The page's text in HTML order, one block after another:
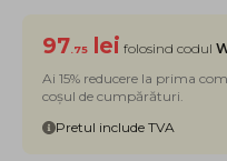
97 .75 lei folosind codul
Ai 15% reducere la prima
coșul de cumpărături.
Pretul include TVA